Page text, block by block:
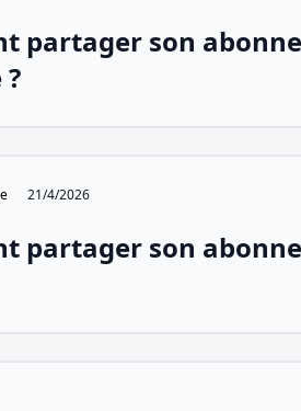
partager son
21/4/2026
partager son